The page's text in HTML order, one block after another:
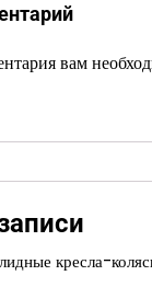
вам
кресла-